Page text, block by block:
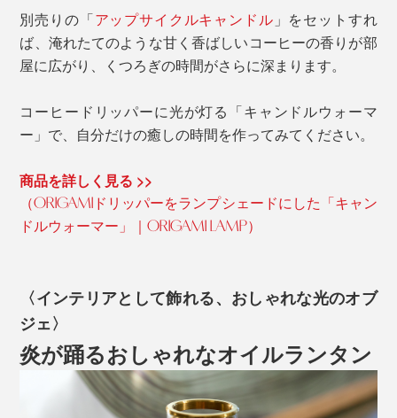
別売りの「アップサイクルキャンドル 」をセットすれ
ば、淹れたてのような甘く香ばしいコーヒーの香りが部
屋に広がり、くつろぎの時間がさらに深まります。
コーヒードリッパーに光が灯る「キャンドルウォーマ
ー」で、自分だけの癒しの時間を作ってみてください。
商品を詳しく見る >>
（ORIGAMIドリッパーをランプシェードにした「キャン
ドルウォーマー」｜ORIGAMI LAMP）
〈インテリアとして飾れる、おしゃれな光のオブ
ジェ〉
炎が踊るおしゃれなオイルランタン